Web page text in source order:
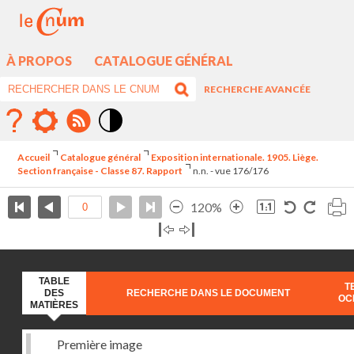
À PROPOS CATALOGUE GÉNÉRAL
RECHERCHE AVANCÉE
élévé
Accueil Catalogue général
Exposition internationale. 1905. Liège.
Section française - Classe 87. Rapport
n.n. - vue 176/176
120%
TABLE
DES
MATIÈRES
RECHERCHE DANS LE DOCUMENT
Première image